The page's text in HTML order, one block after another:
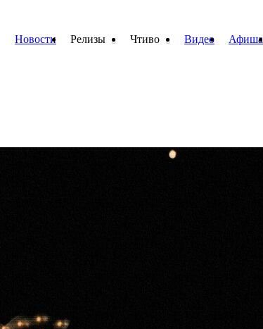
Новости Релизы Чтиво Видео Афиша